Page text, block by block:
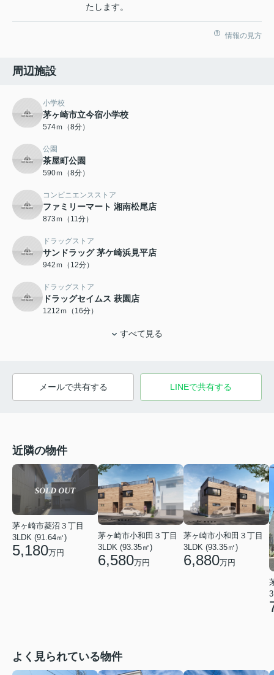
たします。
情報の見方
周辺施設
小学校
茅ヶ崎市立今宿小学校
574ｍ（8分）
公園
茶屋町公園
590ｍ（8分）
コンビニエンスストア
ファミリーマート 湘南松尾店
873ｍ（11分）
ドラッグストア
サンドラッグ 茅ケ崎浜見平店
942ｍ（12分）
ドラッグストア
ドラッグセイムス 萩園店
1212ｍ（16分）
すべて見る
メールで共有する LINEで共有する
近隣の物件
茅ヶ崎市菱沼３丁目
3LDK (91.64㎡)
5,180万円
茅ヶ崎市小和田３丁目
3LDK (93.35㎡)
6,580万円
茅ヶ崎市小和田３丁目
3LDK (93.35㎡)
6,880万円
よく見られている物件